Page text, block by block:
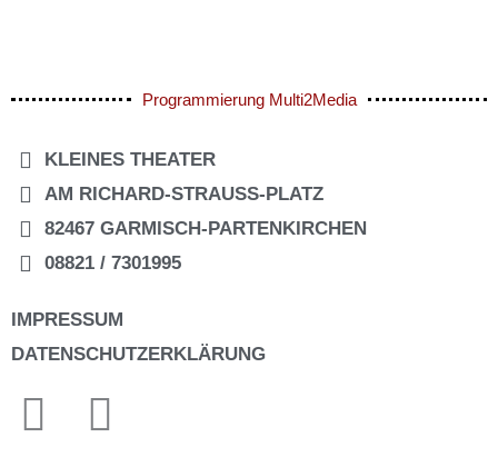
Programmierung Multi2Media
KLEINES THEATER
AM RICHARD-STRAUSS-PLATZ
82467 GARMISCH-PARTENKIRCHEN
08821 / 7301995
IMPRESSUM
DATENSCHUTZERKLÄRUNG